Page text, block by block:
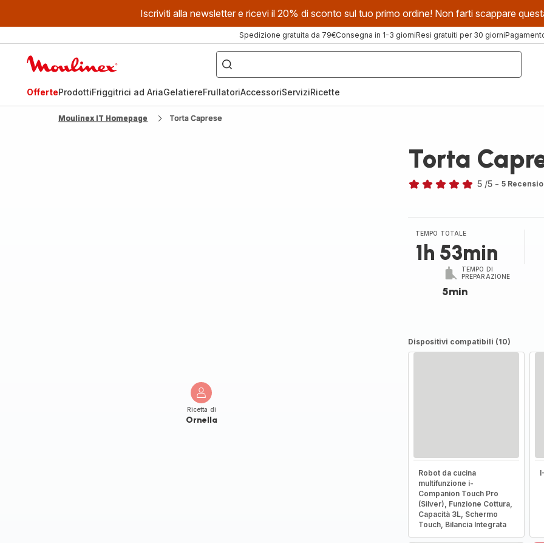
Iscriviti alla newsletter e ricevi il 20% di sconto sul tuo primo ordine! Non farti scappare
Spedizione gratuita da 79€Consegna in 1-3 giorniResi gratuiti per 30 giorni
Cosa
stai
cercando?
OfferteProdottiFriggitrici ad AriaGelatiereFrullatoriAccessoriServiziRicette
Moulinex IT Homepage Torta Caprese
Ricetta di
Ornella
Torta
cinque
stelle
(media)
5 /5 - 5
TEMPO TOTALE
1h 53min
TEMPO DI
PREPARAZIONE
5min
Dispositivi compatibili (10)
Robot da cucina
multifunzione i-
Companion Touch Pro
(Silver), Funzione Cottura,
Capacità 3L, Schermo
Touch, Bilancia Integrata